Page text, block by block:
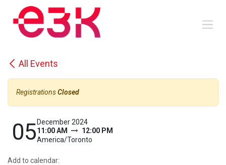
Skip to Content
All Events
RegistrationsClosed
05 December 2024
11:00 AM
12:00 PM
America/Toronto
Add to calendar: